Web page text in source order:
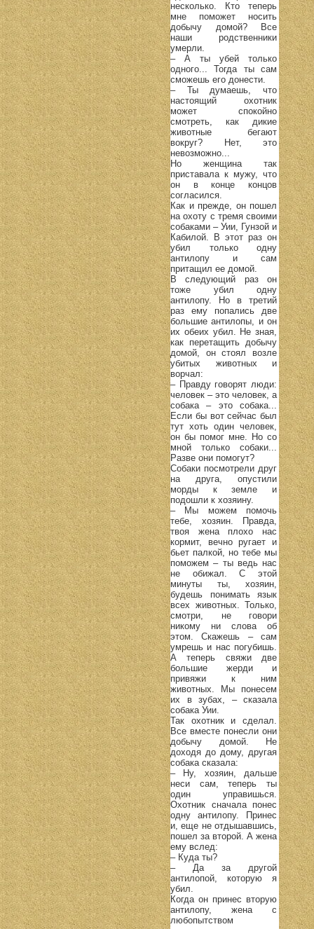
несколько. Кто теперь
мне поможет носить
добычу домой? Все
наши родственники
умерли.
– А ты убей только
одного... Тогда ты сам
сможешь его донести.
– Ты думаешь, что
настоящий охотник
может спокойно
смотреть, как дикие
животные бегают
вокруг? Нет, это
невозможно...
Но женщина так
приставала к мужу, что
он в конце концов
согласился.
Как и прежде, он пошел
на охоту с тремя своими
собаками – Уии, Гунзой и
Кабилой. В этот раз он
убил только одну
антилопу и сам
притащил ее домой.
В следующий раз он
тоже убил одну
антилопу. Но в третий
раз ему попались две
большие антилопы, и он
их обеих убил. Не зная,
как перетащить добычу
домой, он стоял возле
убитых животных и
ворчал:
– Правду говорят люди:
человек – это человек, а
собака – это собака...
Если бы вот сейчас был
тут хоть один человек,
он бы помог мне. Но со
мной только собаки...
Разве они помогут?
Собаки посмотрели друг
на друга, опустили
морды к земле и
подошли к хозяину.
– Мы можем помочь
тебе, хозяин. Правда,
твоя жена плохо нас
кормит, вечно ругает и
бьет палкой, но тебе мы
поможем – ты ведь нас
не обижал. С этой
минуты ты, хозяин,
будешь понимать язык
всех животных. Только,
смотри, не говори
никому ни слова об
этом. Скажешь – сам
умрешь и нас погубишь.
А теперь свяжи две
большие жерди и
привяжи к ним
животных. Мы понесем
их в зубах, – сказала
собака Уии.
Так охотник и сделал.
Все вместе понесли они
добычу домой. Не
доходя до дому, другая
собака сказала:
– Ну, хозяин, дальше
неси сам, теперь ты
один управишься.
Охотник сначала понес
одну антилопу. Принес
и, еще не отдышавшись,
пошел за второй. А жена
ему вслед:
– Куда ты?
– Да за другой
антилопой, которую я
убил.
Когда он принес вторую
антилопу, жена с
любопытством